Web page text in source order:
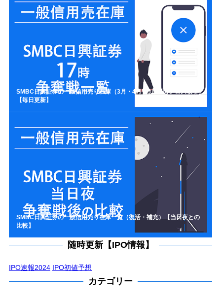
SMBC日興証券の一般信用売り在庫（3月・4月・5月優待クロス取引）
【毎日更新】
SMBC日興証券の一般信用売り在庫一覧（復活・補充）【当日夜との
比較】
随時更新【IPO情報】
IPO速報2024 IPO初値予想
カテゴリー